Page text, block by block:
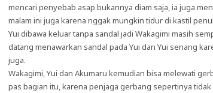
mencari penyebab asap bukannya diam saja, ia juga
malam ini juga karena nggak mungkin tidur di kastil
Yui dibawa keluar tanpa sandal jadi Wakagimi masih
datang menawarkan sandal pada Yui dan Yui senang
juga.
Wakagimi, Yui dan Akumaru kemudian bisa melewati
pas bagian itu, karena penjaga gerbang sepertinya